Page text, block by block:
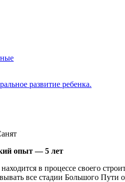
опыт — 5 лет
в процессе своего
все стадии Большого Пути